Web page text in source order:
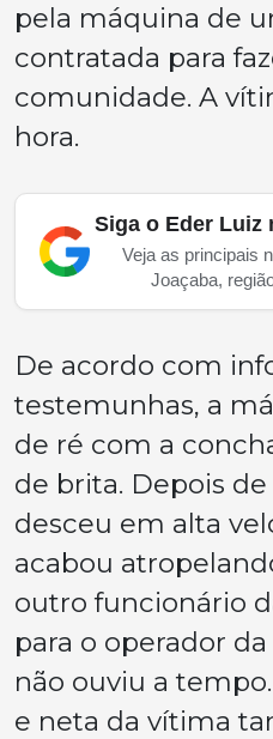
pela máquina de
contratada para
comunidade. A
hora.
Siga o Eder Luiz
Veja as principais
Joaçaba,
De acordo com
testemunhas, a
de ré com a
de brita. Depois
desceu em alta
acabou
outro funcionário
para o operador
não ouviu a
e neta da vítima